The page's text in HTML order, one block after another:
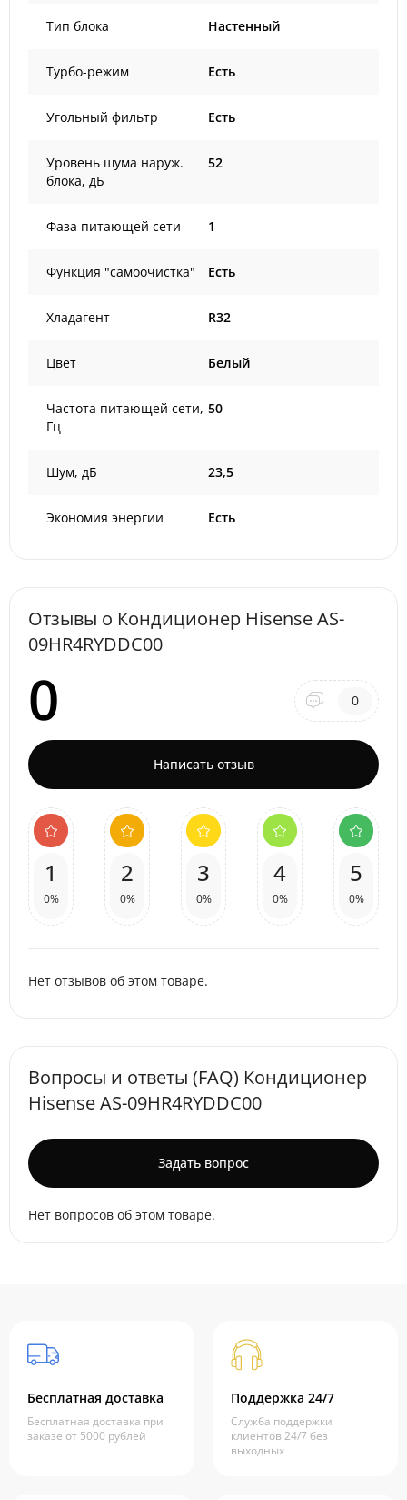
Тип блока Настенный
Турбо-режим Есть
Угольный фильтр Есть
Уровень шума наруж.
блока, дБ
52
Фаза питающей сети 1
Функция "самоочистка" Есть
Хладагент R32
Цвет Белый
Частота питающей сети,
Гц
50
Шум, дБ 23,5
Экономия энергии Есть
Отзывы о Кондиционер Hisense AS-
09HR4RYDDC00
0 0
Написать отзыв
1
0%
2
0%
3
0%
4
0%
5
0%
Нет отзывов об этом товаре.
Вопросы и ответы (FAQ) Кондиционер
Hisense AS-09HR4RYDDC00
Задать вопрос
Нет вопросов об этом товаре.
Бесплатная доставка
Бесплатная доставка при
заказе от 5000 рублей
Поддержка 24/7
Служба поддержки
клиентов 24/7 без
выходных